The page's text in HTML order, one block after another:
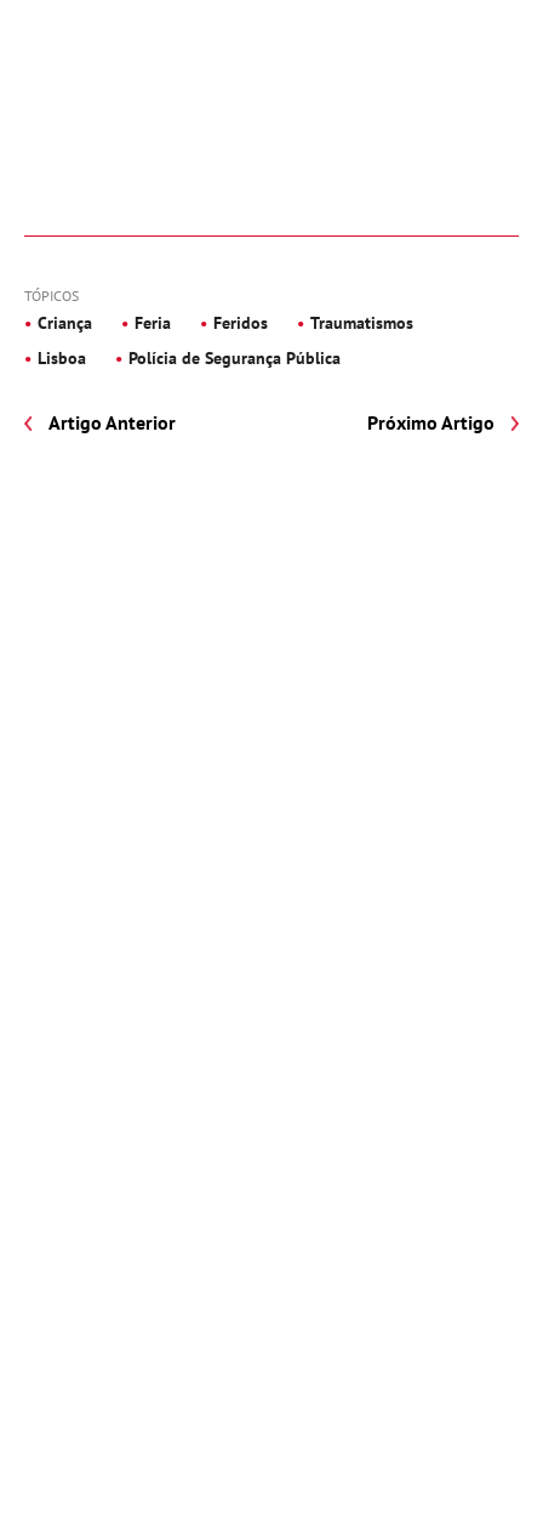
TÓPICOS
Criança Feria Feridos
Traumatismos
Lisboa
Polícia de Segurança Pública
Artigo Anterior Próximo Artigo